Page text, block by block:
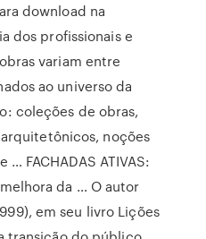
download na
dos profissionais e
variam entre
ao universo da
coleções de obras,
noções
FACHADAS ATIVAS:
da … O autor
em seu livro Lições